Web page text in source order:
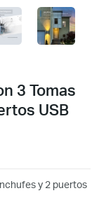
3 Tomas
USB
y 2 puertos